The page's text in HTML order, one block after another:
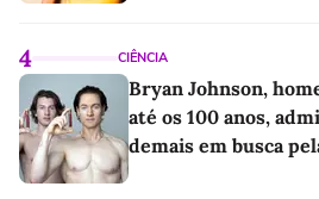
4 CIÊNCIA
Bryan Johnson,
até os 100 anos,
demais em busca